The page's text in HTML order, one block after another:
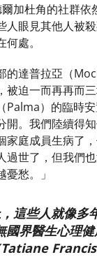
加杜角的社群依
人眼見其他人被
處。
的達普拉亞（
被迫一而再再而
Palma）的臨時
開。我們陸續得
家庭成員生病了
過世了，但我們
愁。」
，這些人就像多
國界醫生心理